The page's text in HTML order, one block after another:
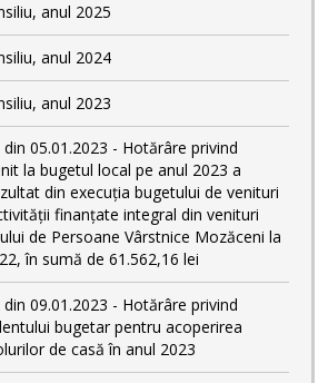
anul 2025
anul 2024
anul 2023
05.01.2023 - Hotărâre privind
la bugetul local pe anul 2023 a
din execuția bugetului de venituri
finanțate integral din venituri
de Persoane Vârstnice Mozăceni la
în sumă de 61.562,16 lei
09.01.2023 - Hotărâre privind
bugetar pentru acoperirea
de casă în anul 2023